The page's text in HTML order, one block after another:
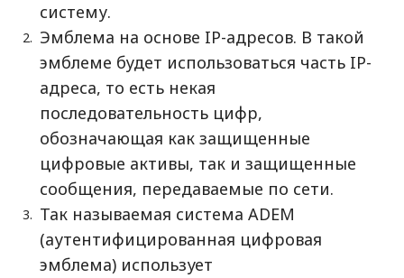
систему.
Эмблема на основе IP-адресов. В такой
эмблеме будет использоваться часть IP-
адреса, то есть некая
последовательность цифр,
обозначающая как защищенные
цифровые активы, так и защищенные
сообщения, передаваемые по сети.
Так называемая система ADEM
(аутентифицированная цифровая
эмблема) использует